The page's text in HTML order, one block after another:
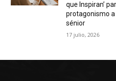
que Inspiran’
protagonismo
sénior
17 julio, 2026